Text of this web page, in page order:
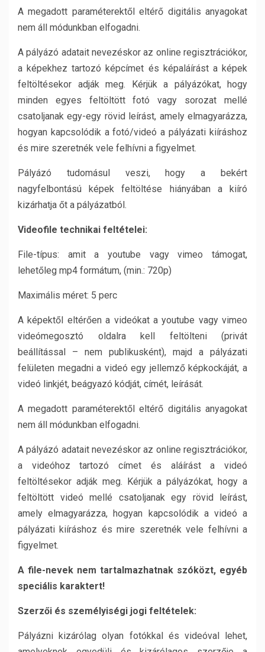
A megadott paraméterektől eltérő digitális anyagokat
nem áll módunkban elfogadni.
A pályázó adatait nevezéskor az online regisztrációkor,
a képekhez tartozó képcímet és képaláírást a képek
feltöltésekor adják meg. Kérjük a pályázókat, hogy
minden egyes feltöltött fotó vagy sorozat mellé
csatoljanak egy-egy rövid leírást, amely elmagyarázza,
hogyan kapcsolódik a fotó/videó a pályázati kiíráshoz
és mire szeretnék vele felhívni a figyelmet.
Pályázó tudomásul veszi, hogy a bekért
nagyfelbontású képek feltöltése hiányában a kiíró
kizárhatja őt a pályázatból.
Videofile technikai feltételei:
File-típus: amit a youtube vagy vimeo támogat,
lehetőleg mp4 formátum, (min.: 720p)
Maximális méret: 5 perc
A képektől eltérően a videókat a youtube vagy vimeo
videómegosztó oldalra kell feltölteni (privát
beállítással – nem publikusként), majd a pályázati
felületen megadni a videó egy jellemző képkockáját, a
videó linkjét, beágyazó kódját, címét, leírását.
A megadott paraméterektől eltérő digitális anyagokat
nem áll módunkban elfogadni.
A pályázó adatait nevezéskor az online regisztrációkor,
a videóhoz tartozó címet és aláírást a videó
feltöltésekor adják meg. Kérjük a pályázókat, hogy a
feltöltött videó mellé csatoljanak egy rövid leírást,
amely elmagyarázza, hogyan kapcsolódik a videó a
pályázati kiíráshoz és mire szeretnék vele felhívni a
figyelmet.
A file-nevek nem tartalmazhatnak szóközt, egyéb
speciális karaktert!
Szerzői és személyiségi jogi feltételek:
Pályázni kizárólag olyan fotókkal és videóval lehet,